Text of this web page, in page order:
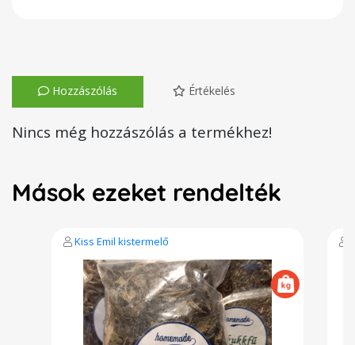
Hozzászólás Értékelés
Nincs még hozzászólás a termékhez!
Mások ezeket rendelték
Kiss Emil kistermelő